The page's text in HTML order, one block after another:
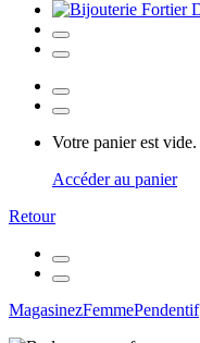
Votre panier est vide.
Accéder au panier
Retour
MagasinezFemmePendentif